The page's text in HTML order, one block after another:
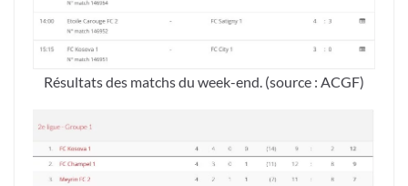
Résultats des matchs du week-end. (source : ACGF)